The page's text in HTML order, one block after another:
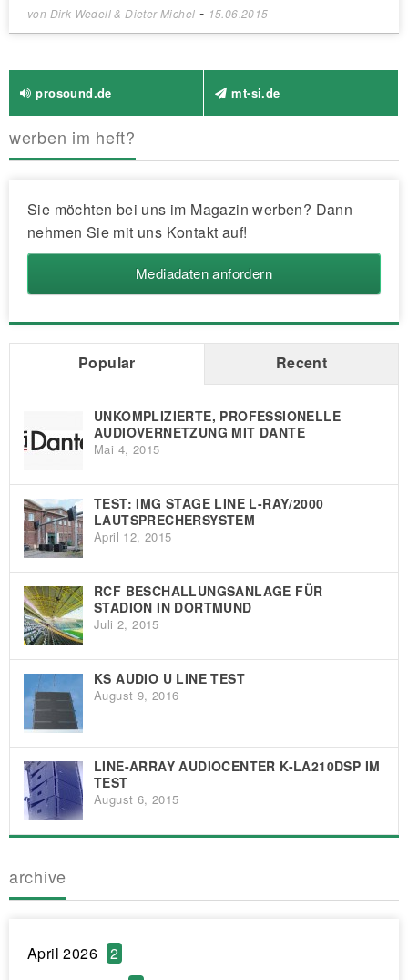
von Dirk Wedell & Dieter Michel - 15.06.2015
prosound.de mt-si.de
werben im heft?
Sie möchten bei uns im Magazin werben? Dann
nehmen Sie mit uns Kontakt auf!
Mediadaten anfordern
Popular Recent
UNKOMPLIZIERTE, PROFESSIONELLE
AUDIOVERNETZUNG MIT DANTE
Mai 4, 2015
TEST: IMG STAGE LINE L-RAY/2000
LAUTSPRECHERSYSTEM
April 12, 2015
RCF BESCHALLUNGSANLAGE FÜR
STADION IN DORTMUND
Juli 2, 2015
KS AUDIO U LINE TEST
August 9, 2016
LINE-ARRAY AUDIOCENTER K-LA210DSP IM
TEST
August 6, 2015
archive
April 2026
2